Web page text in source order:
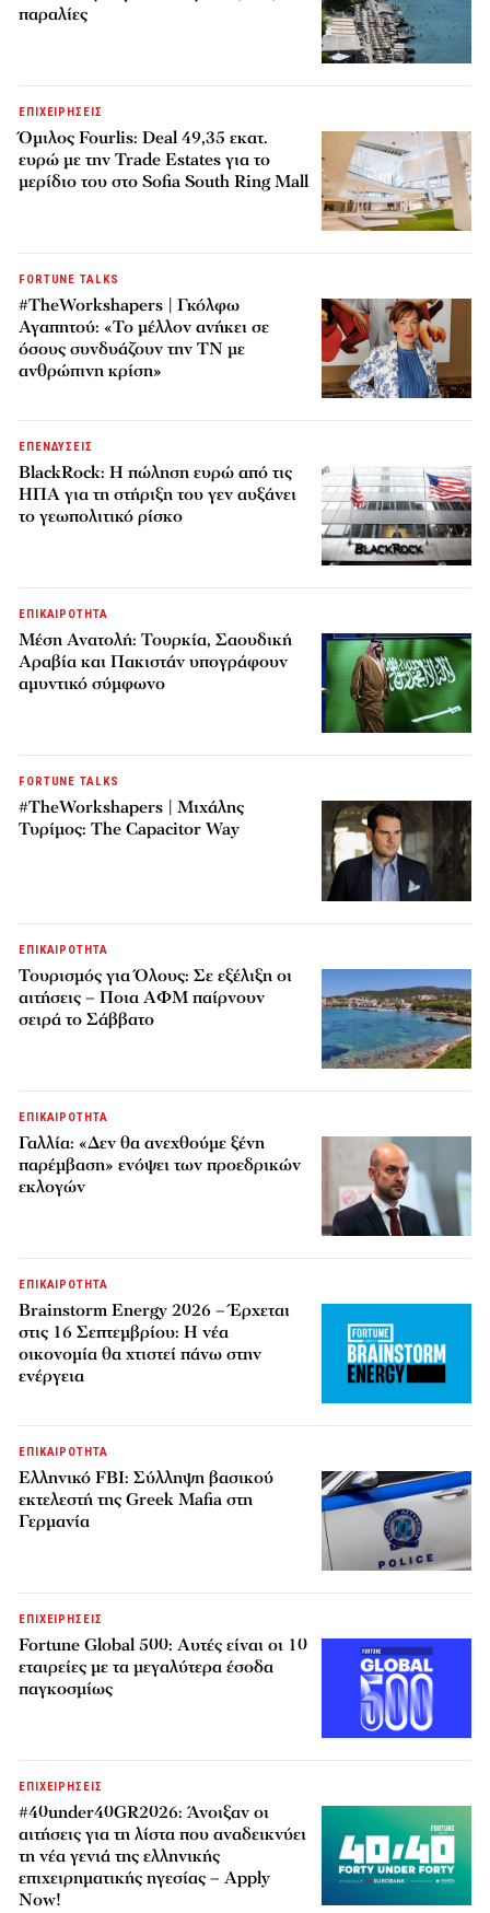
παραλίες
ΕΠΙΧΕΙΡΗΣΕΙΣ
Όμιλος Fourlis: Deal 49,35 εκατ.
ευρώ με την Trade Estates για το
μερίδιο του στο Sofia South Ring Mall
FORTUNE TALKS
#TheWorkshapers | Γκόλφω
Αγαπητού: «Το μέλλον ανήκει σε
όσους συνδυάζουν την ΤΝ με
ανθρώπινη κρίση»
ΕΠΕΝΔΥΣΕΙΣ
BlackRock: Η πώληση ευρώ από τις
ΗΠΑ για τη στήριξη του γεν αυξάνει
το γεωπολιτικό ρίσκο
ΕΠΙΚΑΙΡΟΤΗΤΑ
Μέση Ανατολή: Τουρκία, Σαουδική
Αραβία και Πακιστάν υπογράφουν
αμυντικό σύμφωνο
FORTUNE TALKS
#TheWorkshapers | Μιχάλης
Τυρίμος: The Capacitor Way
ΕΠΙΚΑΙΡΟΤΗΤΑ
Τουρισμός για Όλους: Σε εξέλιξη οι
αιτήσεις – Ποια ΑΦΜ παίρνουν
σειρά το Σάββατο
ΕΠΙΚΑΙΡΟΤΗΤΑ
Γαλλία: «Δεν θα ανεχθούμε ξένη
παρέμβαση» ενόψει των προεδρικών
εκλογών
ΕΠΙΚΑΙΡΟΤΗΤΑ
Brainstorm Energy 2026 – Έρχεται
στις 16 Σεπτεμβρίου: Η νέα
οικονομία θα χτιστεί πάνω στην
ενέργεια
ΕΠΙΚΑΙΡΟΤΗΤΑ
Ελληνικό FBI: Σύλληψη βασικού
εκτελεστή της Greek Mafia στη
Γερμανία
ΕΠΙΧΕΙΡΗΣΕΙΣ
Fortune Global 500: Αυτές είναι οι 10
εταιρείες με τα μεγαλύτερα έσοδα
παγκοσμίως
ΕΠΙΧΕΙΡΗΣΕΙΣ
#40under40GR2026: Άνοιξαν οι
αιτήσεις για τη λίστα που αναδεικνύει
τη νέα γενιά της ελληνικής
επιχειρηματικής ηγεσίας – Apply
Now!